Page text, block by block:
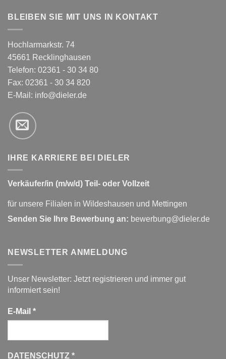
BLEIBEN SIE MIT UNS IN KONTAKT
Hochlarmarkstr. 74
45661 Recklinghausen
Telefon: 02361 - 30 34 80
Fax: 02361 - 30 34 820
E-Mail: info@dieler.de
IHRE KARRIERE BEI DIELER
Verkäufer/in (m/w/d) Teil- oder Vollzeit
für unsere Filialen in Wildeshausen und Mettingen
Senden Sie Ihre Bewerbung an: bewerbung@dieler.de
NEWSLETTER ANMELDUNG
Unser Newsletter: Jetzt registrieren und immer gut
informiert sein!
E-Mail *
DATENSCHUTZ *